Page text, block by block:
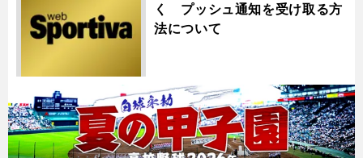
く プッシュ通知を受け取る方
法について